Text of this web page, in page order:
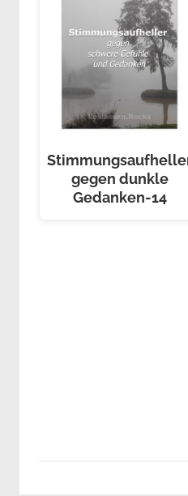
gegen dunkle
Gedanken-14